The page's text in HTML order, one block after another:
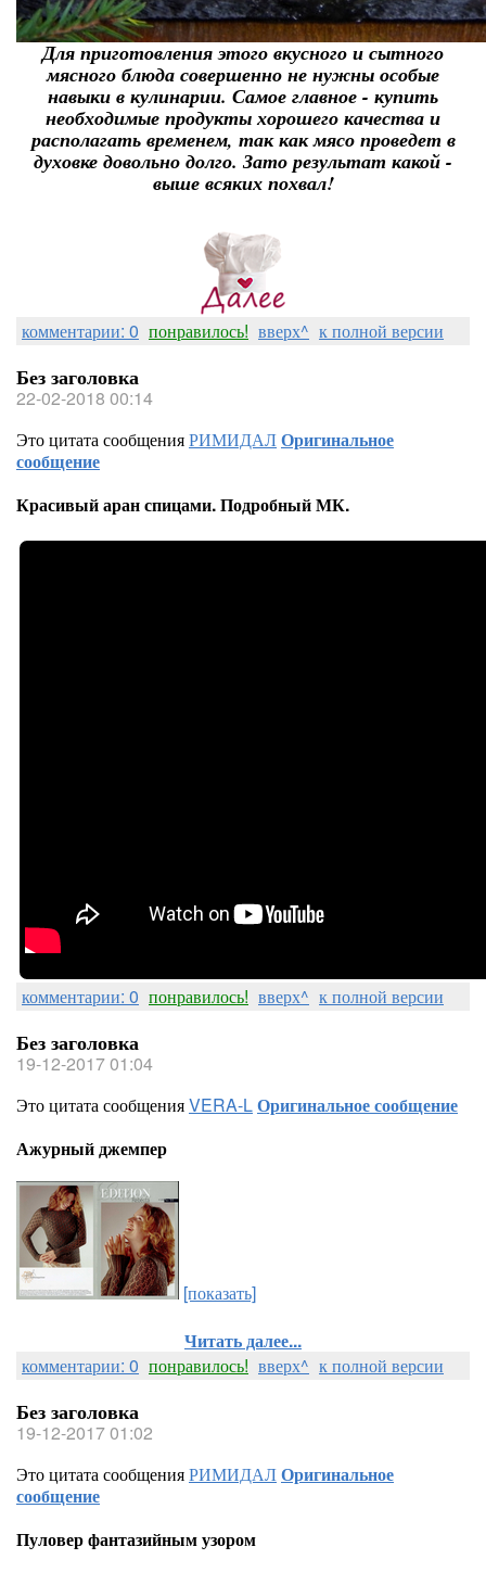
Для приготовления этого вкусного и сытного
мясного блюда совершенно не нужны особые
навыки в кулинарии. Самое главное - купить
необходимые продукты хорошего качества и
располагать временем, так как мясо проведет в
духовке довольно долго. Зато результат какой -
выше всяких похвал!
комментарии: 0 понравилось! вверх^ к полной версии
Без заголовка
22-02-2018 00:14
Это цитата сообщенияРИМИДАЛОригинальное
сообщение
Красивый аран спицами. Подробный МК.
комментарии: 0 понравилось! вверх^ к полной версии
Без заголовка
19-12-2017 01:04
Это цитата сообщенияVERA-LОригинальное сообщение
Ажурный джемпер
[показать]
Читать далее...
комментарии: 0 понравилось! вверх^ к полной версии
Без заголовка
19-12-2017 01:02
Это цитата сообщенияРИМИДАЛОригинальное
сообщение
Пуловер фантазийным узором